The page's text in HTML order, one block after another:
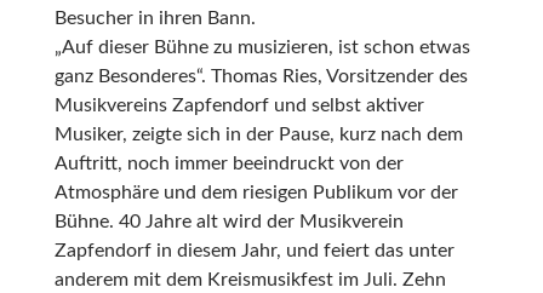
Besucher in ihren Bann.
„Auf dieser Bühne zu musizieren, ist schon etwas
ganz Besonderes“. Thomas Ries, Vorsitzender des
Musikvereins Zapfendorf und selbst aktiver
Musiker, zeigte sich in der Pause, kurz nach dem
Auftritt, noch immer beeindruckt von der
Atmosphäre und dem riesigen Publikum vor der
Bühne. 40 Jahre alt wird der Musikverein
Zapfendorf in diesem Jahr, und feiert das unter
anderem mit dem Kreismusikfest im Juli. Zehn